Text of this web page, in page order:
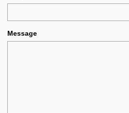
Message